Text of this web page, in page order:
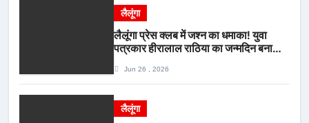
लैलूंगा
लैलूंगा प्रेस क्लब में जश्न का धमाका! युवा
पत्रकार हीरालाल राठिया का जन्मदिन बना
स्वरJun 26 , 2026
लैलूंगा